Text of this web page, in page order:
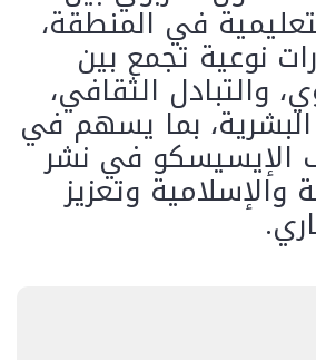
في المنطقة،
نوعية تجمع بين
والتبادل الثقافي،
البشرية، بما يسهم في
الإيسيسكو في نشر
والإسلامية وتعزيز